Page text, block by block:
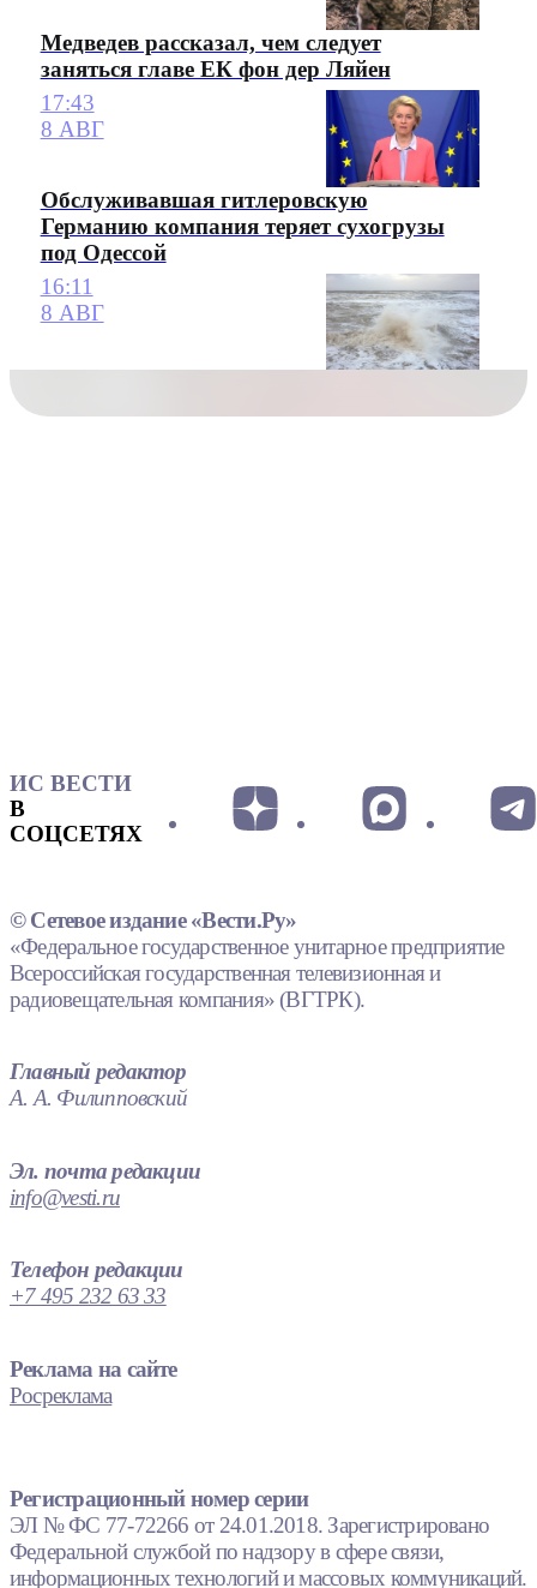
Медведев рассказал, чем следует
заняться главе ЕК фон дер Ляйен
17:43
8 АВГ
Обслуживавшая гитлеровскую
Германию компания теряет сухогрузы
под Одессой
16:11
8 АВГ
ИС ВЕСТИ
В
СОЦСЕТЯХ
© Сетевое издание «Вести.Ру»
«Федеральное государственное унитарное предприятие
Всероссийская государственная телевизионная и
радиовещательная компания» (ВГТРК).
Главный редактор
А. А. Филипповский
Эл. почта редакции
info@vesti.ru
Телефон редакции
+7 495 232 63 33
Реклама на сайте
Росреклама
Регистрационный номер серии
ЭЛ № ФС 77-72266 от 24.01.2018. Зарегистрировано
Федеральной службой по надзору в сфере связи,
информационных технологий и массовых коммуникаций.